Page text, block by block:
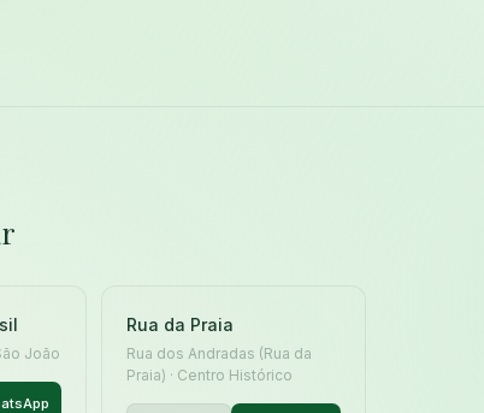
João
Rua da Praia
Rua dos Andradas (Rua da
Praia) · Centro Histórico